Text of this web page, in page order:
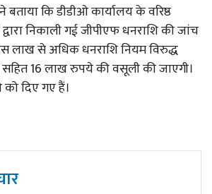
कि डीडीओ कार्यालय के वरिष्ठ
निकाली गई जीपीएफ धनराशि की जांच
लाख से अधिक धनराशि नियम विरुद्ध
सहित 16 लाख रुपये की वसूली की जाएगी।
दिए गए हैं।